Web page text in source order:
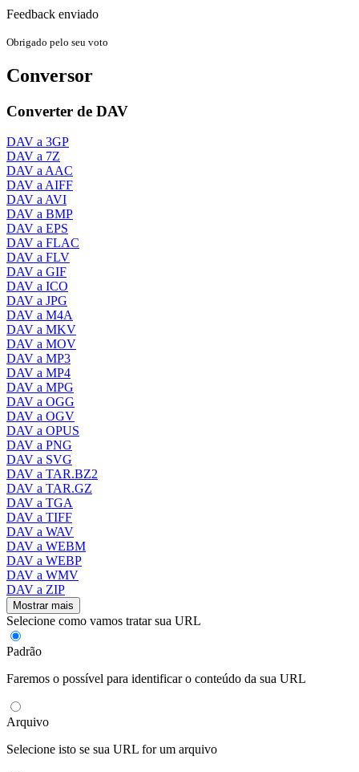
Feedback enviado
Obrigado pelo seu voto
Conversor
Converter de DAV
DAV a 3GP
DAV a 7Z
DAV a AAC
DAV a AIFF
DAV a AVI
DAV a BMP
DAV a EPS
DAV a FLAC
DAV a FLV
DAV a GIF
DAV a ICO
DAV a JPG
DAV a M4A
DAV a MKV
DAV a MOV
DAV a MP3
DAV a MP4
DAV a MPG
DAV a OGG
DAV a OGV
DAV a OPUS
DAV a PNG
DAV a SVG
DAV a TAR.BZ2
DAV a TAR.GZ
DAV a TGA
DAV a TIFF
DAV a WAV
DAV a WEBM
DAV a WEBP
DAV a WMV
DAV a ZIP
Mostrar mais
Selecione como vamos tratar sua URL
Padrão
Faremos o possível para identificar o conteúdo da sua URL
Arquivo
Selecione isto se sua URL for um arquivo